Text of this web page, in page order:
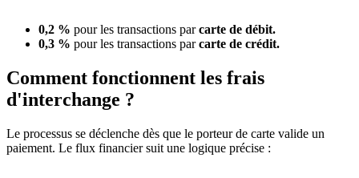
0,2 % pour les transactions parcarte de débit.
0,3 % pour les transactions parcarte de crédit.
Comment fonctionnent les frais
d'interchange ?
Le processus se déclenche dès que le porteur de carte valide un
paiement. Le flux financier suit une logique précise :